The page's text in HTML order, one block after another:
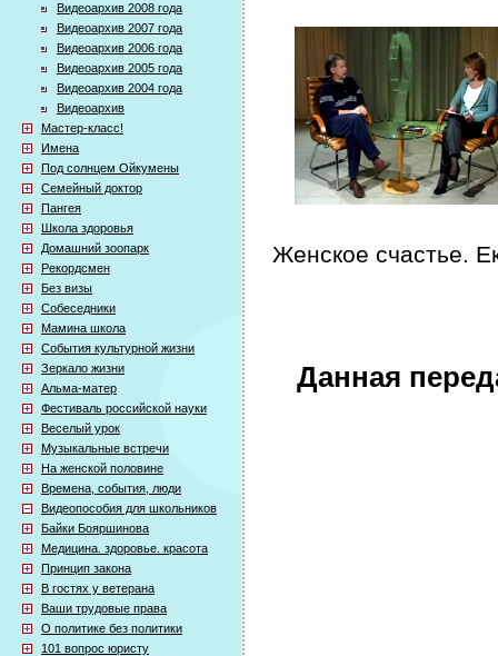
Видеоархив 2008 года
Видеоархив 2007 года
Видеоархив 2006 года
Видеоархив 2005 года
Видеоархив 2004 года
Видеоархив
Мастер-класс!
Имена
Под солнцем Ойкумены
Семейный доктор
Пангея
Школа здоровья
Домашний зоопарк
Рекордсмен
Без визы
Собеседники
Мамина школа
События культурной жизни
Зеркало жизни
Альма-матер
Фестиваль российской науки
Веселый урок
Музыкальные встречи
На женской половине
Времена, события, люди
Видеопособия для школьников
Байки Бояршинова
Медицина. здоровье. красота
Принцип закона
В гостях у ветерана
Ваши трудовые права
О политике без политики
101 вопрос юристу
Женское счастье.
Данная